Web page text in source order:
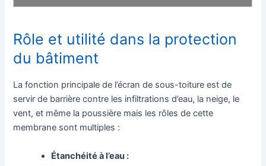
Rôle et utilité dans la protection
du bâtiment
La fonction principale de l’écran de sous-toiture est de
servir de barrière contre les infiltrations d’eau, la neige, le
vent, et même la poussière mais les rôles de cette
membrane sont multiples :
Étanchéité à l’eau :